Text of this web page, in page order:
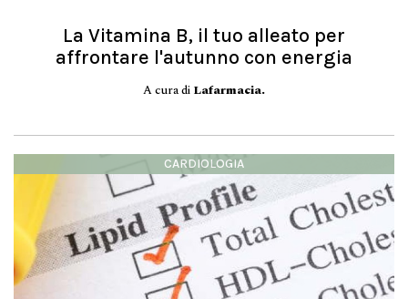
La Vitamina B, il tuo alleato per
affrontare l'autunno con energia
A cura di Lafarmacia.
CARDIOLOGIA